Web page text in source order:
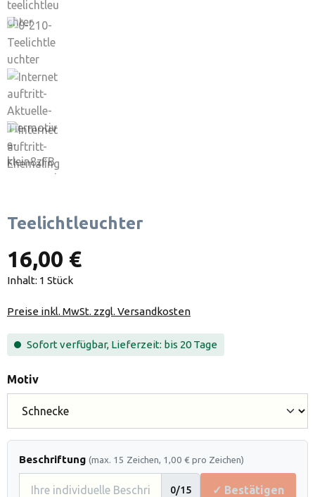
Teelichtleuchter
16,00 €
Inhalt: 1 Stück
Preise inkl. MwSt. zzgl. Versandkosten
Sofort verfügbar, Lieferzeit: bis 20 Tage
Motivauswählen
Beschriftung (max. 15 Zeichen, 1,00 € pro Zeichen)
0/15 ✓ Bestätigen